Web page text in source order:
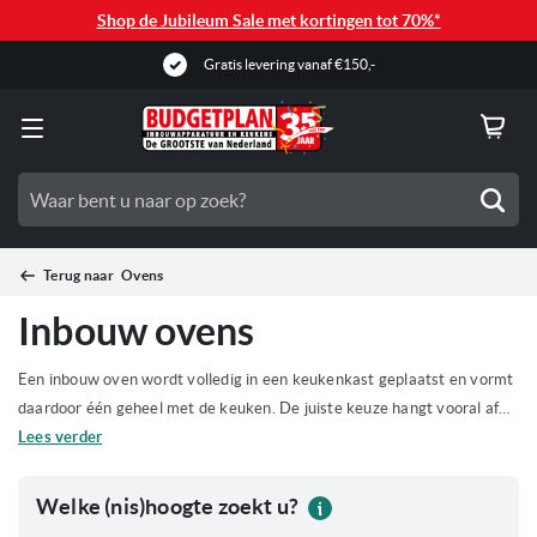
Shop de Jubileum Sale met kortingen tot 70%*
Terug naar Ovens
Inbouw ovens
Een inbouw oven wordt volledig in een keukenkast geplaatst en vormt
daardoor één geheel met de keuken. De juiste keuze hangt vooral af
van de beschikbare nismaat, de gerechten die je bereidt en het
grote ovenschalen gebruikt, is een oven van ongeveer 60 cm hoog
meestal de praktischste keuze. Een compact model van 45 cm is
Lees verder
Welke (nis)hoogte zoekt u?